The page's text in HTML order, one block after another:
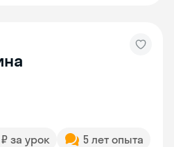
₽ за урок 5 лет опыта